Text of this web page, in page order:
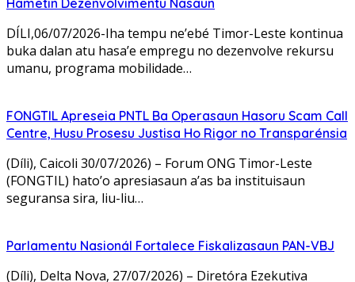
DÍLI,06/07/2026-Iha tempu ne’ebé Timor-Leste kontinua
buka dalan atu hasa’e empregu no dezenvolve rekursu
umanu, programa mobilidade…
FONGTIL Apreseia PNTL Ba Operasaun Hasoru Scam Call
Centre, Husu Prosesu Justisa Ho Rigor no Transparénsia
(Díli), Caicoli 30/07/2026) – Forum ONG Timor-Leste
(FONGTIL) hato’o apresiasaun a’as ba instituisaun
seguransa sira, liu-liu…
Parlamentu Nasionál Fortalece Fiskalizasaun PAN-VBJ
(Díli), Delta Nova, 27/07/2026) – Diretóra Ezekutiva